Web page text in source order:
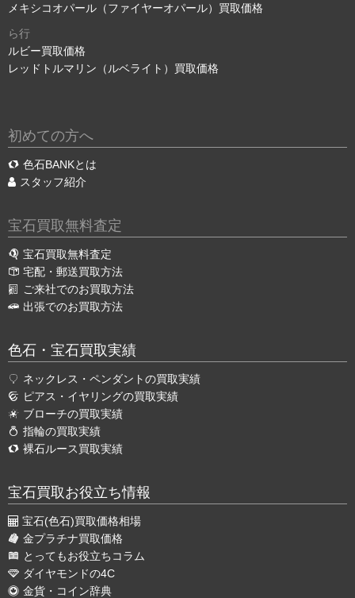
メキシコオパール（ファイヤーオパール）買取価格
ら行
ルビー買取価格
レッドトルマリン（ルベライト）買取価格
初めての方へ
色石BANKとは
スタッフ紹介
宝石買取無料査定
宝石買取無料査定
宅配・郵送買取方法
ご来社でのお買取方法
出張でのお買取方法
色石・宝石買取実績
ネックレス・ペンダントの買取実績
ピアス・イヤリングの買取実績
ブローチの買取実績
指輪の買取実績
裸石ルース買取実績
宝石買取お役立ち情報
宝石(色石)買取価格相場
金プラチナ買取価格
とってもお役立ちコラム
ダイヤモンドの4C
金貨・コイン辞典